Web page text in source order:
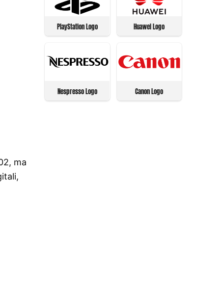
ma
PlayStation Logo Huawei Logo
Nespresso Logo Canon Logo